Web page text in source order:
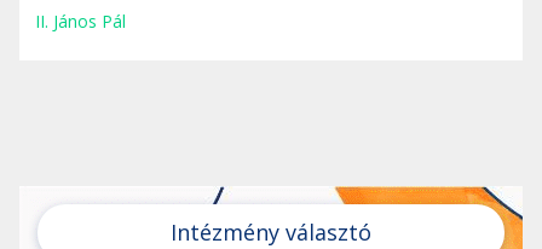
II. János Pál
Intézmény választó